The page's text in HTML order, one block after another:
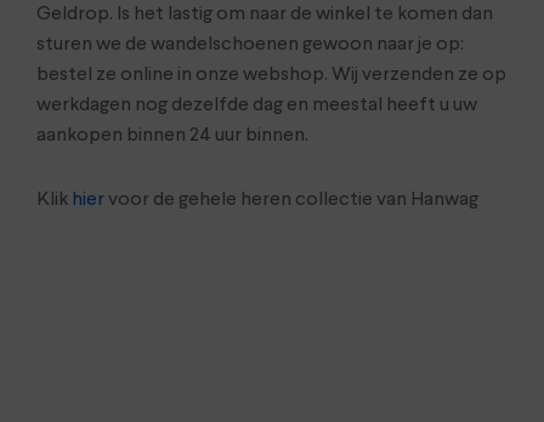
Geldrop. Is het lastig om naar de winkel te komen dan
sturen we de wandelschoenen gewoon naar je op:
bestel ze online in onze webshop. Wij verzenden ze op
werkdagen nog dezelfde dag en meestal heeft u uw
aankopen binnen 24 uur binnen.
Klik hiervoor de gehele heren collectie van Hanwag